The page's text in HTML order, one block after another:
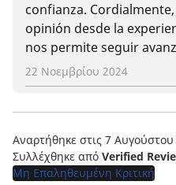
confianza.
opinión desde la
nos permite seguir
22 Νοεμβρίου 2024
Αναρτήθηκε στις 7
Συλλέχθηκε από Verified
Μη Επαληθευμένη Κριτική